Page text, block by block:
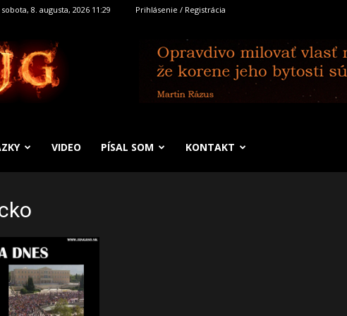
sobota, 8. augusta, 2026 11:29 Prihlásenie / Registrácia
VIDEO PÍSAL SOM KONTAKT